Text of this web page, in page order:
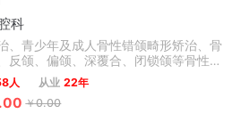
科
、青少年及成人骨性错颌畸形矫治、骨
反颌、偏颌、深覆合、闭锁颌等骨性问
技术，微种植支抗技术，正畸-正颌联合
治疗，数字化舌侧及无托槽隐形矫治技
累计完成矫治案例数万例。
人 从业 22年
￥0.00